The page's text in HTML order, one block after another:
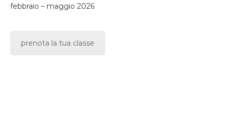
febbraio – maggio 2026
prenota la tua classe